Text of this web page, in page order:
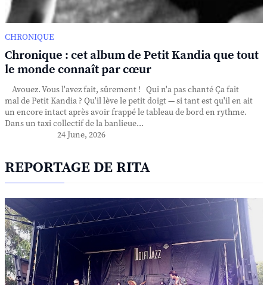
CHRONIQUE
Chronique : cet album de Petit Kandia que tout
le monde connaît par cœur
Avouez. Vous l'avez fait, sûrement ! Qui n'a pas chanté Ça fait
mal de Petit Kandia ? Qu'il lève le petit doigt — si tant est qu'il en ait
un encore intact après avoir frappé le tableau de bord en rythme.
Dans un taxi collectif de la banlieue...
24 June, 2026
REPORTAGE DE RITA